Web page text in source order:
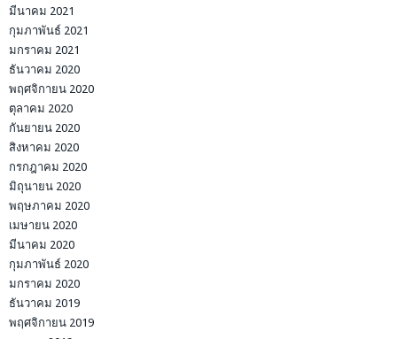
มีนาคม 2021
กุมภาพันธ์ 2021
มกราคม 2021
ธันวาคม 2020
พฤศจิกายน 2020
ตุลาคม 2020
กันยายน 2020
สิงหาคม 2020
กรกฎาคม 2020
มิถุนายน 2020
พฤษภาคม 2020
เมษายน 2020
มีนาคม 2020
กุมภาพันธ์ 2020
มกราคม 2020
ธันวาคม 2019
พฤศจิกายน 2019